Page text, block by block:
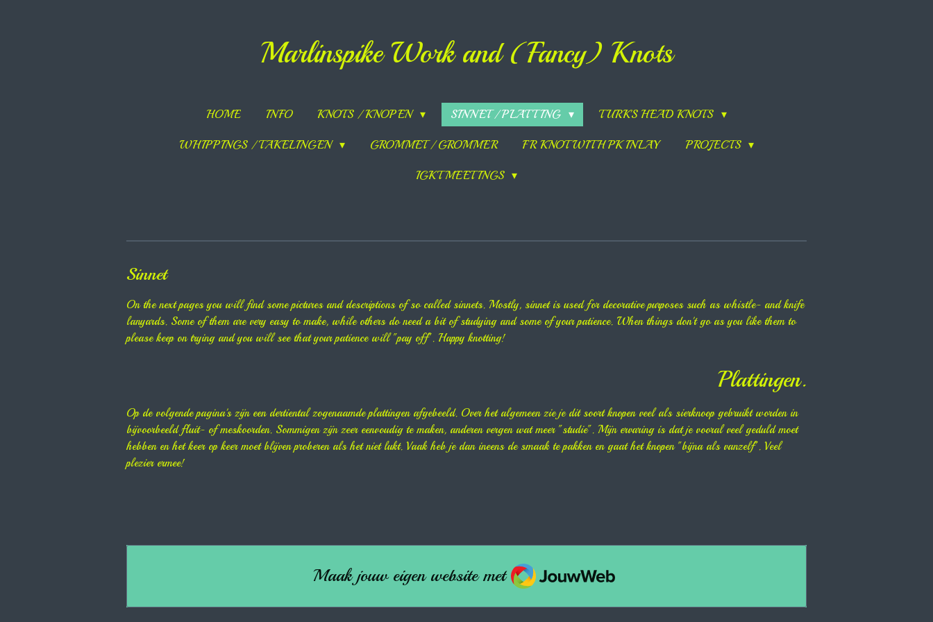
Marlinspike Work and (Fancy) Knots
HOME INFO KNOTS / KNOPEN SINNET / PLATTING TURK'S HEAD KNOTS
WHIPPINGS / TAKELINGEN GROMMET / GROMMER FR KNOT WITH PK INLAY PROJECTS
IGKT MEETINGS
Sinnet
On the next pages you will find some pictures and descriptions of so called sinnets. Mostly, sinnet is used for decorative purposes such as whistle- and knife
lanyards. Some of them are very easy to make, while others do need a bit of studying and some of your patience. When things don't go as you like them to
please keep on trying and you will see that your patience will "pay off". Happy knotting!
Plattingen.
Op de volgende pagina's zijn een dertiental zogenaamde plattingen afgebeeld. Over het algemeen zie je dit soort knopen veel als sierknoop gebruikt worden in
bijvoorbeeld fluit- of meskoorden. Sommigen zijn zeer eenvoudig te maken, anderen vergen wat meer "studie". Mijn ervaring is dat je vooral veel geduld moet
hebben en het keer op keer moet blijven proberen als het niet lukt. Vaak heb je dan ineens de smaak te pakken en gaat het knopen "bijna als vanzelf". Veel
plezier ermee!
Maak jouw eigen website met JouwWeb